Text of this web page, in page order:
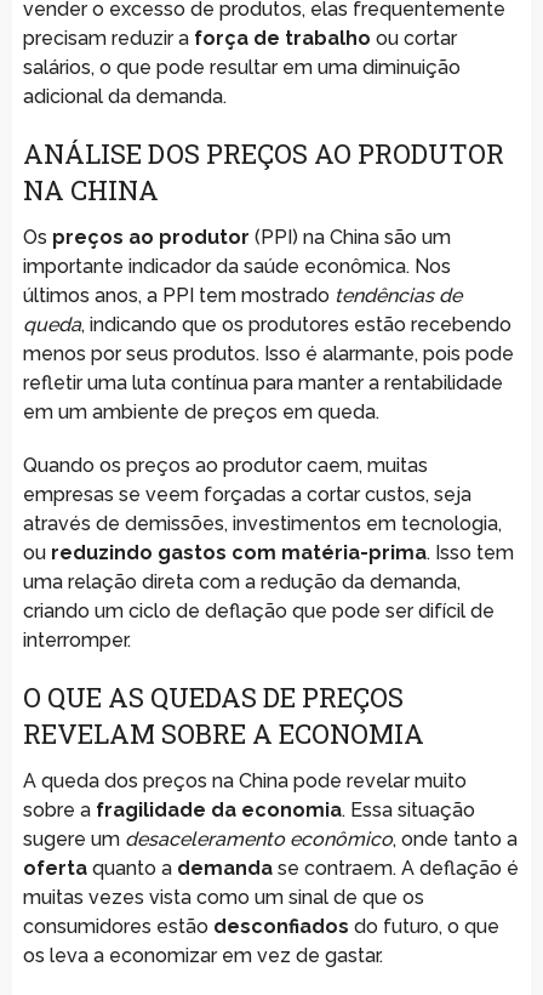
vender o excesso de produtos, elas frequentemente
precisam reduzir a força de trabalho ou cortar
salários, o que pode resultar em uma diminuição
adicional da demanda.
ANÁLISE DOS PREÇOS AO PRODUTOR
NA CHINA
Os preços ao produtor (PPI) na China são um
importante indicador da saúde econômica. Nos
últimos anos, a PPI tem mostrado tendências de
queda, indicando que os produtores estão recebendo
menos por seus produtos. Isso é alarmante, pois pode
refletir uma luta contínua para manter a rentabilidade
em um ambiente de preços em queda.
Quando os preços ao produtor caem, muitas
empresas se veem forçadas a cortar custos, seja
através de demissões, investimentos em tecnologia,
ou reduzindo gastos com matéria-prima. Isso tem
uma relação direta com a redução da demanda,
criando um ciclo de deflação que pode ser difícil de
interromper.
O QUE AS QUEDAS DE PREÇOS
REVELAM SOBRE A ECONOMIA
A queda dos preços na China pode revelar muito
sobre a fragilidade da economia. Essa situação
sugere um desaceleramento econômico, onde tanto a
ofertaquanto a demandase contraem. A deflação é
muitas vezes vista como um sinal de que os
consumidores estão desconfiados do futuro, o que
os leva a economizar em vez de gastar.